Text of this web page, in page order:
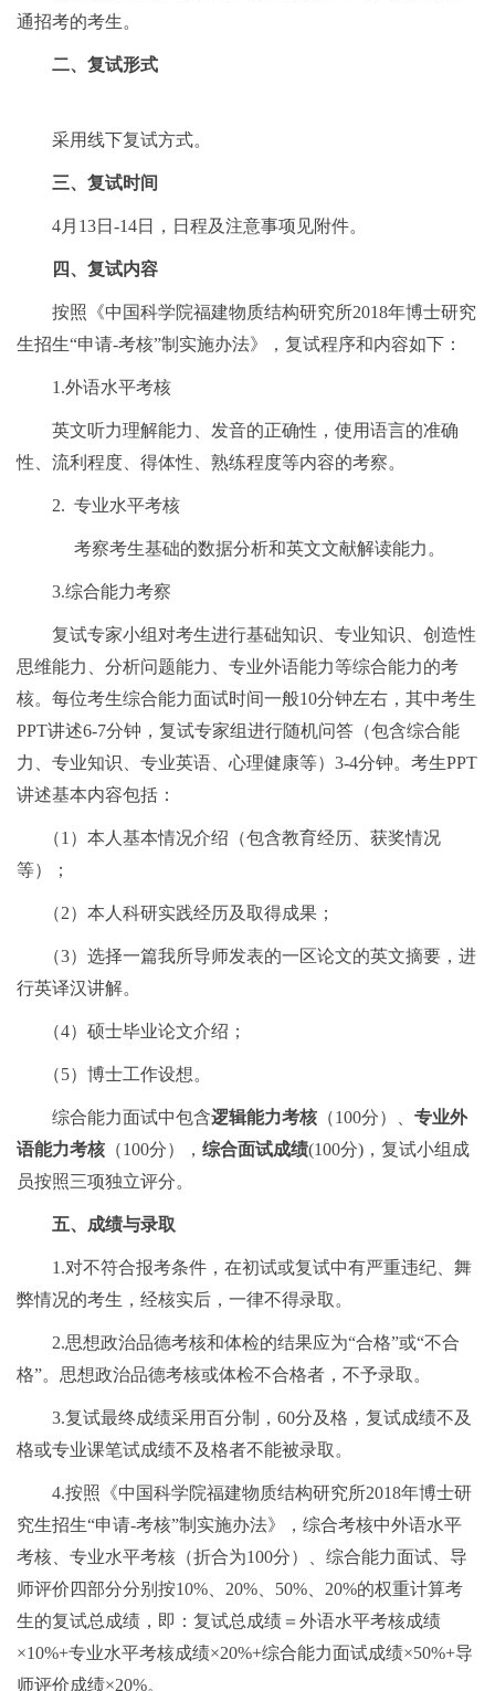
通招考的考生。
二、复试形式
采用线下复试方式。
三、复试时间
4月13日-14日，日程及注意事项见附件。
四、复试内容
按照《中国科学院福建物质结构研究所2018年博士研究
生招生“申请-考核”制实施办法》，复试程序和内容如下：
1.外语水平考核
英文听力理解能力、发音的正确性，使用语言的准确
性、流利程度、得体性、熟练程度等内容的考察。
2. 专业水平考核
考察考生基础的数据分析和英文文献解读能力。
3.综合能力考察
复试专家小组对考生进行基础知识、专业知识、创造性
思维能力、分析问题能力、专业外语能力等综合能力的考
核。每位考生综合能力面试时间一般10分钟左右，其中考生
PPT讲述6-7分钟，复试专家组进行随机问答（包含综合能
力、专业知识、专业英语、心理健康等）3-4分钟。考生PPT
讲述基本内容包括：
（1）本人基本情况介绍（包含教育经历、获奖情况
等）；
（2）本人科研实践经历及取得成果；
（3）选择一篇我所导师发表的一区论文的英文摘要，进
行英译汉讲解。
（4）硕士毕业论文介绍；
（5）博士工作设想。
综合能力面试中包含逻辑能力考核 （100分）、 专业外
语能力考核 （100分）， 综合面试成绩(100分)，复试小组成
员按照三项独立评分。
五、成绩与录取
1.对不符合报考条件，在初试或复试中有严重违纪、舞
弊情况的考生，经核实后，一律不得录取。
2.思想政治品德考核和体检的结果应为“合格”或“不合
格”。思想政治品德考核或体检不合格者，不予录取。
3.复试最终成绩采用百分制，60分及格，复试成绩不及
格或专业课笔试成绩不及格者不能被录取。
4.按照《中国科学院福建物质结构研究所2018年博士研
究生招生“申请-考核”制实施办法》，综合考核中外语水平
考核、专业水平考核（折合为100分）、综合能力面试、导
师评价四部分分别按10%、20%、50%、20%的权重计算考
生的复试总成绩，即：复试总成绩＝外语水平考核成绩
×10%+专业水平考核成绩×20%+综合能力面试成绩×50%+导
师评价成绩×20%。